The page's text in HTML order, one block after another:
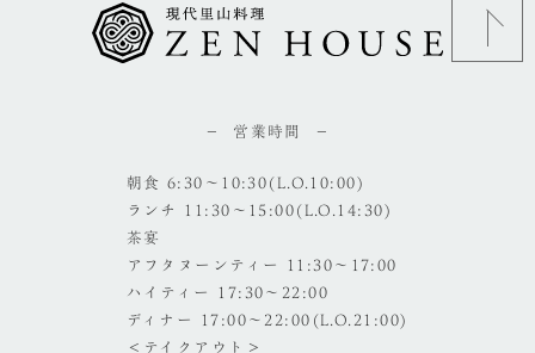
営業時間
朝食 6:30～10:30(L.O.10:00)
ランチ 11:30～15:00(L.O.14:30)
茶宴
アフタヌーンティー 11:30～17:00
ハイティー 17:30～22:00
ディナー 17:00～22:00(L.O.21:00)
＜テイクアウト＞